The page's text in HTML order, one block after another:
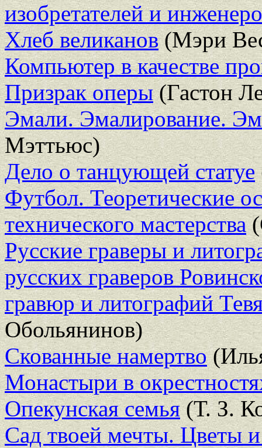
изобретателей и
Хлеб великанов(Мэри
Компьютер в качестве
Призрак оперы(Гастон
Эмали. Эмалирование.
Мэттьюс)
Дело о танцующей статуе
Футбол. Теоретические
технического мастерства
Русские граверы и
русских граверов
гравюр и литографий
Обольянинов)
Скованные намертво
Монастыри в
Опекунская семья(Т. З.
Сад твоей мечты. Цветы и